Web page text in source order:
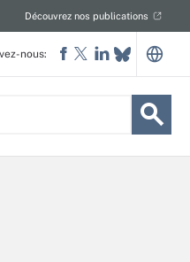
Découvrez nos publications
nous: